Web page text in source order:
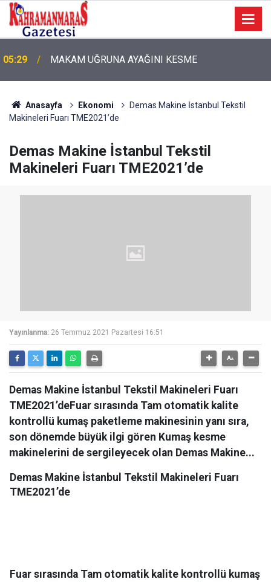
05:29 MAKAM UĞRUNA AYAĞINI KESME
05:11 Bugün Dosta Gidiyorum!
Anasayfa Ekonomi
Demas Makine İstanbul Tekstil
Makineleri Fuarı TME2021’de
Demas Makine İstanbul Tekstil
Makineleri Fuarı TME2021’de
Yayınlanma: 26 Temmuz 2021 Pazartesi 16:51
Demas Makine İstanbul Tekstil Makineleri Fuarı
TME2021’deFuar sırasında Tam otomatik kalite
kontrollü kumaş paketleme makinesinin yanı sıra,
son dönemde büyük ilgi gören Kumaş kesme
makinelerini de sergileyecek olan Demas Makine...
Demas Makine İstanbul Tekstil Makineleri Fuarı
TME2021’de
Fuar sırasında Tam otomatik kalite kontrollü kumaş